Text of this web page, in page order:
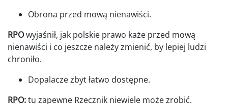
Obrona przed mową nienawiści.
RPOwyjaśnił, jak polskie prawo każe przed mową
nienawiści i co jeszcze należy zmienić, by lepiej ludzi
chroniło.
Dopalacze zbyt łatwo dostępne.
RPO:tu zapewne Rzecznik niewiele może zrobić.